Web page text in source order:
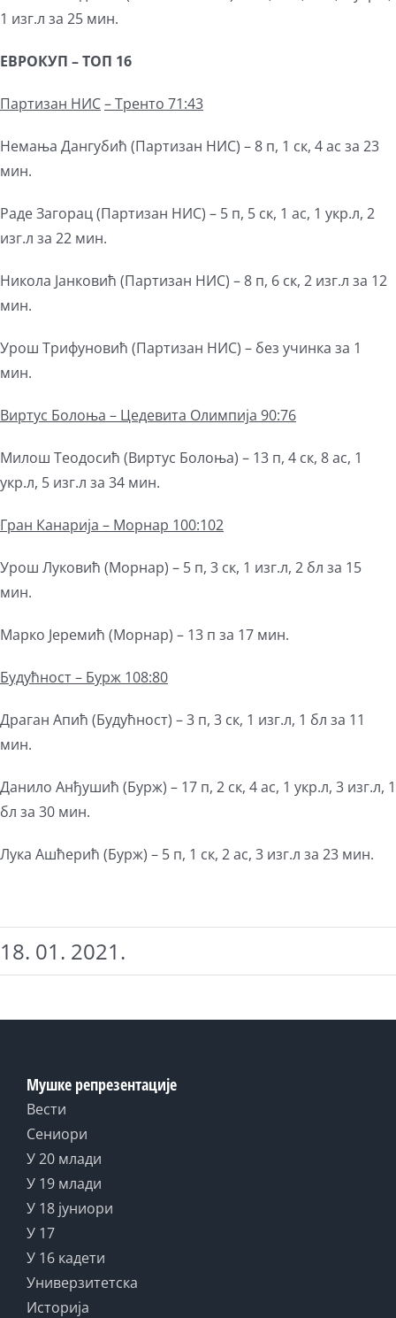
1 изг.л за 25 мин.
ЕВРОКУП – ТОП 16
Партизан НИС– Тренто 71:43
Немања Дангубић (Партизан НИС) – 8 п, 1 ск, 4 ас за 23
мин.
Раде Загорац (Партизан НИС) – 5 п, 5 ск, 1 ас, 1 укр.л, 2
изг.л за 22 мин.
Никола Јанковић (Партизан НИС) – 8 п, 6 ск, 2 изг.л за 12
мин.
Урош Трифуновић (Партизан НИС) – без учинка за 1
мин.
Виртус Болоња – Цедевита Олимпија 90:76
Милош Теодосић (Виртус Болоња) – 13 п, 4 ск, 8 ас, 1
укр.л, 5 изг.л за 34 мин.
Гран Канарија – Морнар 100:102
Урош Луковић (Морнар) – 5 п, 3 ск, 1 изг.л, 2 бл за 15
мин.
Марко Јеремић (Морнар) – 13 п за 17 мин.
Будућност – Бурж 108:80
Драган Апић (Будућност) – 3 п, 3 ск, 1 изг.л, 1 бл за 11
мин.
Данило Анђушић (Бурж) – 17 п, 2 ск, 4 ас, 1 укр.л, 3 изг.л, 1
бл за 30 мин.
Лука Ашћерић (Бурж) – 5 п, 1 ск, 2 ас, 3 изг.л за 23 мин.
18. 01. 2021.
Мушке репрезентације
Вести
Сениори
У 20 млади
У 19 млади
У 18 јуниори
У 17
У 16 кадети
Универзитетска
Историја